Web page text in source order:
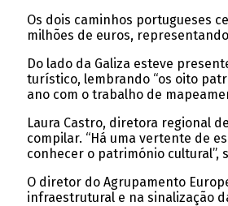
Os dois caminhos portugueses
milhões de euros,
Do lado da Galiza esteve
turístico, lembrando “os oito
ano com o trabalho de
Laura Castro, diretora regional
compilar. “Há uma vertente de
conhecer o património cultural”,
O diretor do Agrupamento
infraestrutural e na sinalização